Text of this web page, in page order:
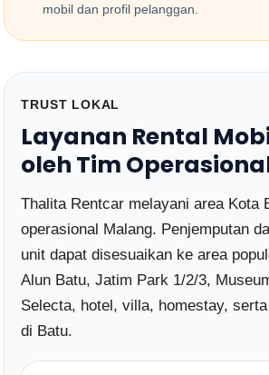
mobil dan profil pelanggan.
TRUST LOKAL
Layanan Rental
oleh Tim
Thalita Rentcar melayani area Kota
operasional Malang. Penjemputan
unit dapat disesuaikan ke area
Alun Batu, Jatim Park 1/2/3,
Selecta, hotel, villa, homestay,
di Batu.